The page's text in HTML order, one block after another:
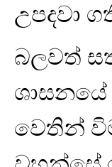
උපදවා
බලවත්
ශාසනයේ
වෙතින්